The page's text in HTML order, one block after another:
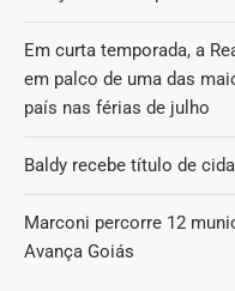
Em curta temporada, a
em palco de uma das
país nas férias de julho
Baldy recebe título de
Marconi percorre 12
Avança Goiás